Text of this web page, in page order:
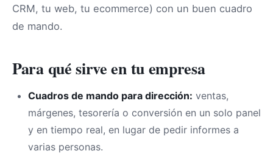
CRM, tu web, tu ecommerce) con un buen cuadro
de mando.
Para qué sirve en tu empresa
Cuadros de mando para dirección: ventas,
márgenes, tesorería o conversión en un solo panel
y en tiempo real, en lugar de pedir informes a
varias personas.